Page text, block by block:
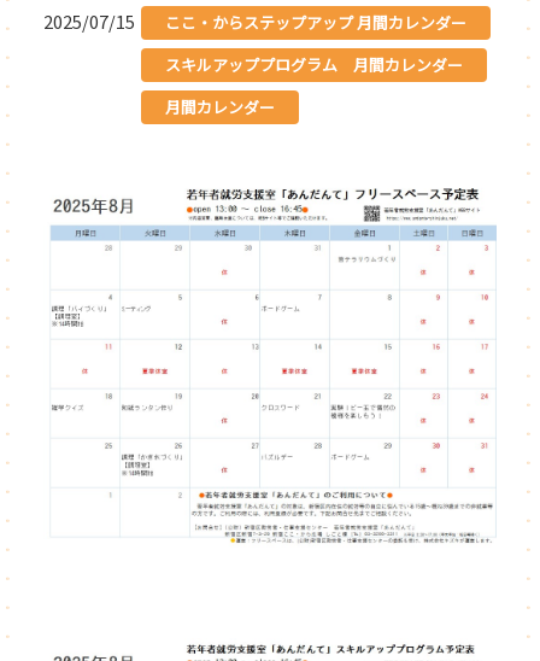
2025/07/15
ここ・からステップアップ 月間カレンダー
スキルアッププログラム 月間カレンダー
月間カレンダー